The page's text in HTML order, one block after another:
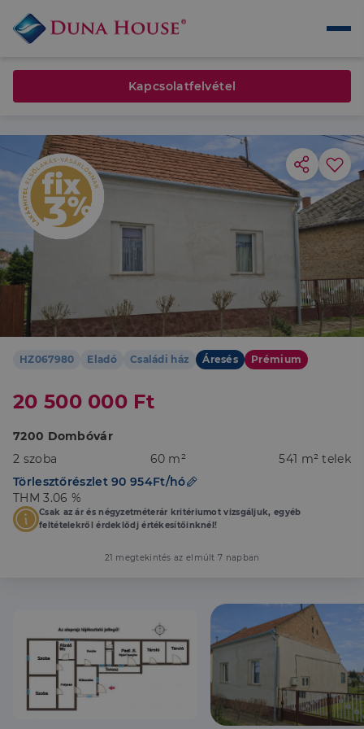
HZ067980 Eladó Családi ház Áresés Prémium
20 500 000 Ft
7200 Dombóvár
2 szoba
60 m²
541 m² telek
Törlesztőrészlet 90 954Ft/hó
THM 3.06 %
Csak az ár és négyzetméterár kritériumot vizsgáljuk, egyéb
feltételekről érdeklődj értékesítőinknél!
21 megtekintés az elmúlt 7 napban
Kapcsolatfelvétel